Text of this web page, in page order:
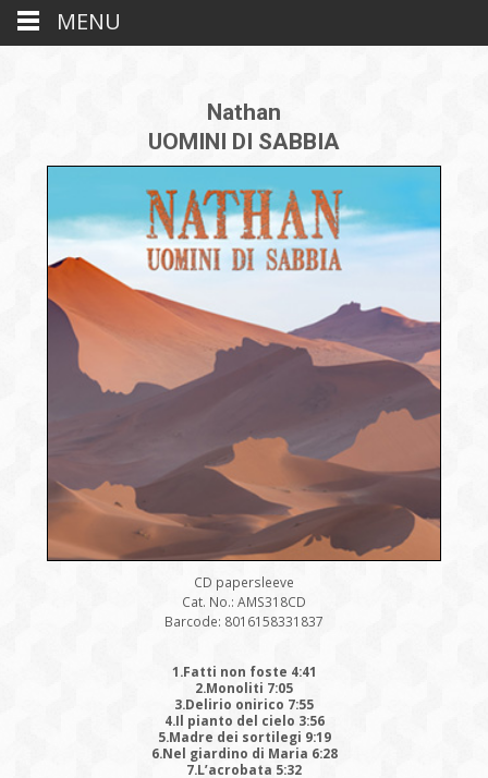
Nathan
UOMINI DI SABBIA
CD papersleeve
Cat. No.: AMS318CD
Barcode: 8016158331837
1.Fatti non foste 4:41
2.Monoliti 7:05
3.Delirio onirico 7:55
4.Il pianto del cielo 3:56
5.Madre dei sortilegi 9:19
6.Nel giardino di Maria 6:28
7.L’acrobata 5:32
MENU